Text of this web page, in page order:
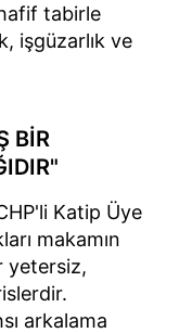
tabirle
işgüzarlık ve
BİR
Katip Üye
makamın
yetersiz,
arkalama